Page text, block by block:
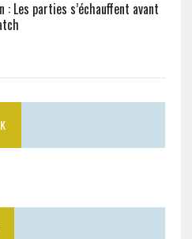
: Les parties s’échauffent avant